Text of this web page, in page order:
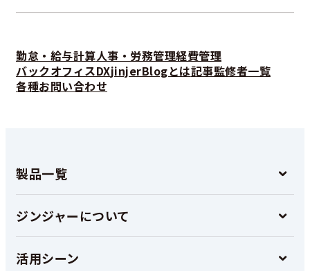
勤怠・給与計算人事・労務管理経費管理
バックオフィスDXjinjerBlogとは記事監修者一覧
各種お問い合わせ
製品一覧
ジンジャーについて
活用シーン